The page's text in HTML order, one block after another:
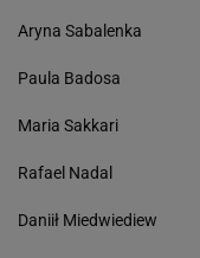
Aryna Sabalenka
Paula Badosa
Maria Sakkari
Rafael Nadal
Daniił Miedwiediew